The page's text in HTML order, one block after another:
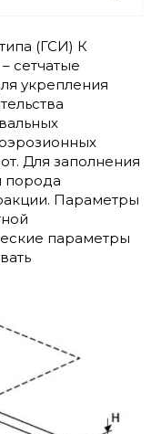
(ГСИ) К
сетчатые
укрепления
Для заполнения
порода
Параметры
параметры